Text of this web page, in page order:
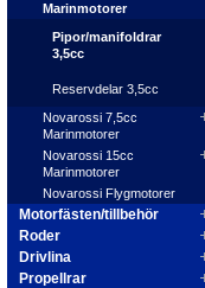
Marinmotorer
Pipor/manifoldrar
3,5cc
Reservdelar 3,5cc
Novarossi 7,5cc
Marinmotorer
Novarossi 15cc
Marinmotorer
Novarossi Flygmotorer
Motorfästen/tillbehör
Roder
Drivlina
Propellrar